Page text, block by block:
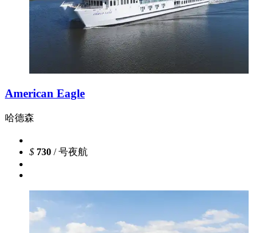
American Eagle
哈德森
$ 730 / 号夜航